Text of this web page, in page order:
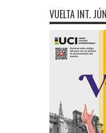
VUELTA INT.